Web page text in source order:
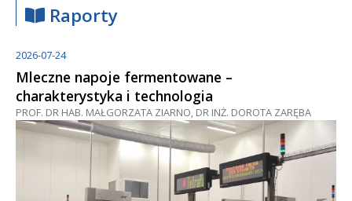
Raporty
2026-07-24
Mleczne napoje fermentowane –
charakterystyka i technologia
PROF. DR HAB. MAŁGORZATA ZIARNO, DR INŻ. DOROTA ZARĘBA